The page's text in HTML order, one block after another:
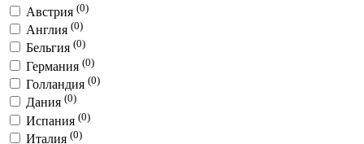
Австрия (0)
Англия (0)
Бельгия (0)
Германия (0)
Голландия (0)
Дания (0)
Испания (0)
Италия (0)